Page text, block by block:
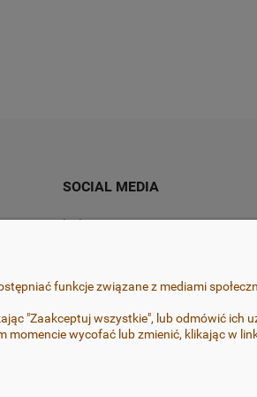
SOCIAL MEDIA
Instagram
zapewniającego ich trwałość. Pracuję
nie uczulają.
funkcje związane z mediami
"Zaakceptuj wszystkie", lub odmówić ich
wycofać lub zmienić, klikając w